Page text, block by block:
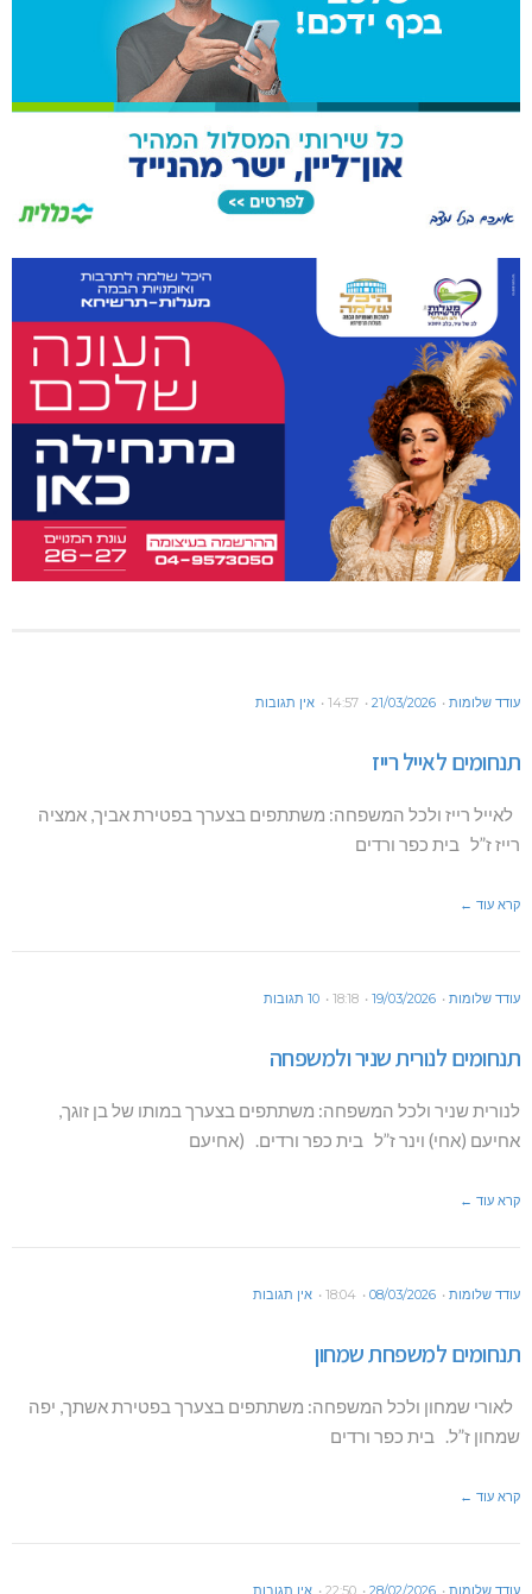
עודד שלומות 21/03/2026
14:57 אין תגובות
תנחומים לאייל רייז
לאייל רייז ולכל המשפחה: משתתפים בצערך בפטירת אביך, אמציה
רייז ז”ל בית כפר ורדים
קרא עוד ←
עודד שלומות 19/03/2026
18:18 10 תגובות
תנחומים לנורית שניר ולמשפחה
לנורית שניר ולכל המשפחה: משתתפים בצערך במותו של בן זוגך,
אחיעם (אחי) וינר ז”ל בית כפר ורדים. (אחיעם
קרא עוד ←
עודד שלומות 08/03/2026
18:04 אין תגובות
תנחומים למשפחת שמחון
לאורי שמחון ולכל המשפחה: משתתפים בצערך בפטירת אשתך, יפה
שמחון ז”ל. בית כפר ורדים
קרא עוד ←